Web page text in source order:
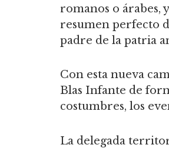
romanos o árabes,
resumen perfecto
padre de la patria
Con esta nueva
Blas Infante de
costumbres, los
La delegada